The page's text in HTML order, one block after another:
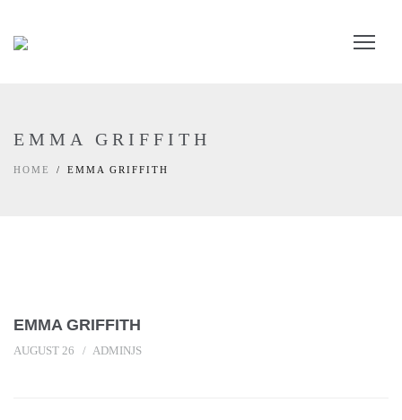
EMMA GRIFFITH
HOME EMMA GRIFFITH
EMMA GRIFFITH
AUGUST 26 ADMINJS